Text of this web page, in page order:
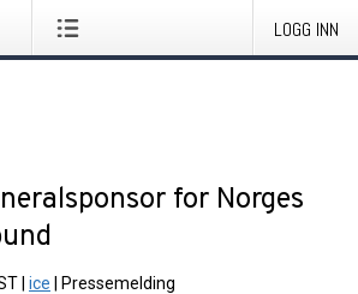
LOGG INN
for Norges
ice Pressemelding